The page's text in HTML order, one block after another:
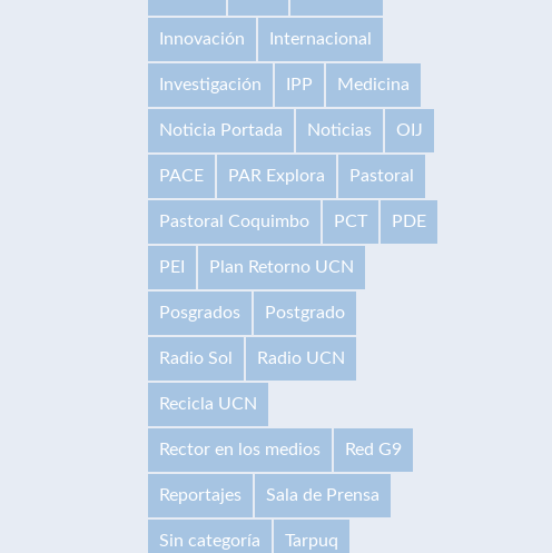
Innovación Internacional
Investigación IPP Medicina
Noticia Portada Noticias OIJ
PACE PAR Explora Pastoral
Pastoral Coquimbo PCT PDE
PEI Plan Retorno UCN
Posgrados Postgrado
Radio Sol Radio UCN
Recicla UCN
Rector en los medios Red G9
Reportajes Sala de Prensa
Sin categoría Tarpuq